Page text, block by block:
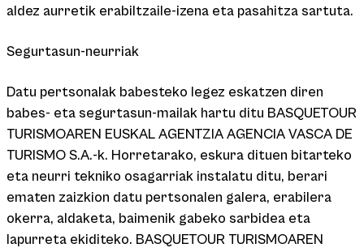
aldez aurretik erabiltzaile-izena eta pasahitza sartuta.
Segurtasun-neurriak
Datu pertsonalak babesteko legez eskatzen diren
babes- eta segurtasun-mailak hartu ditu BASQUETOUR
TURISMOAREN EUSKAL AGENTZIA AGENCIA VASCA DE
TURISMO S.A.-k. Horretarako, eskura dituen bitarteko
eta neurri tekniko osagarriak instalatu ditu, berari
ematen zaizkion datu pertsonalen galera, erabilera
okerra, aldaketa, baimenik gabeko sarbidea eta
lapurreta ekiditeko. BASQUETOUR TURISMOAREN